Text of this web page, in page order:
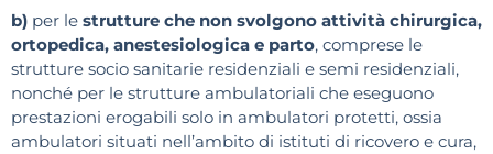
b) per le strutture che non svolgono attività chirurgica,
ortopedica, anestesiologica e parto, comprese le
strutture socio sanitarie residenziali e semi residenziali,
nonché per le strutture ambulatoriali che eseguono
prestazioni erogabili solo in ambulatori protetti, ossia
ambulatori situati nell’ambito di istituti di ricovero e cura,